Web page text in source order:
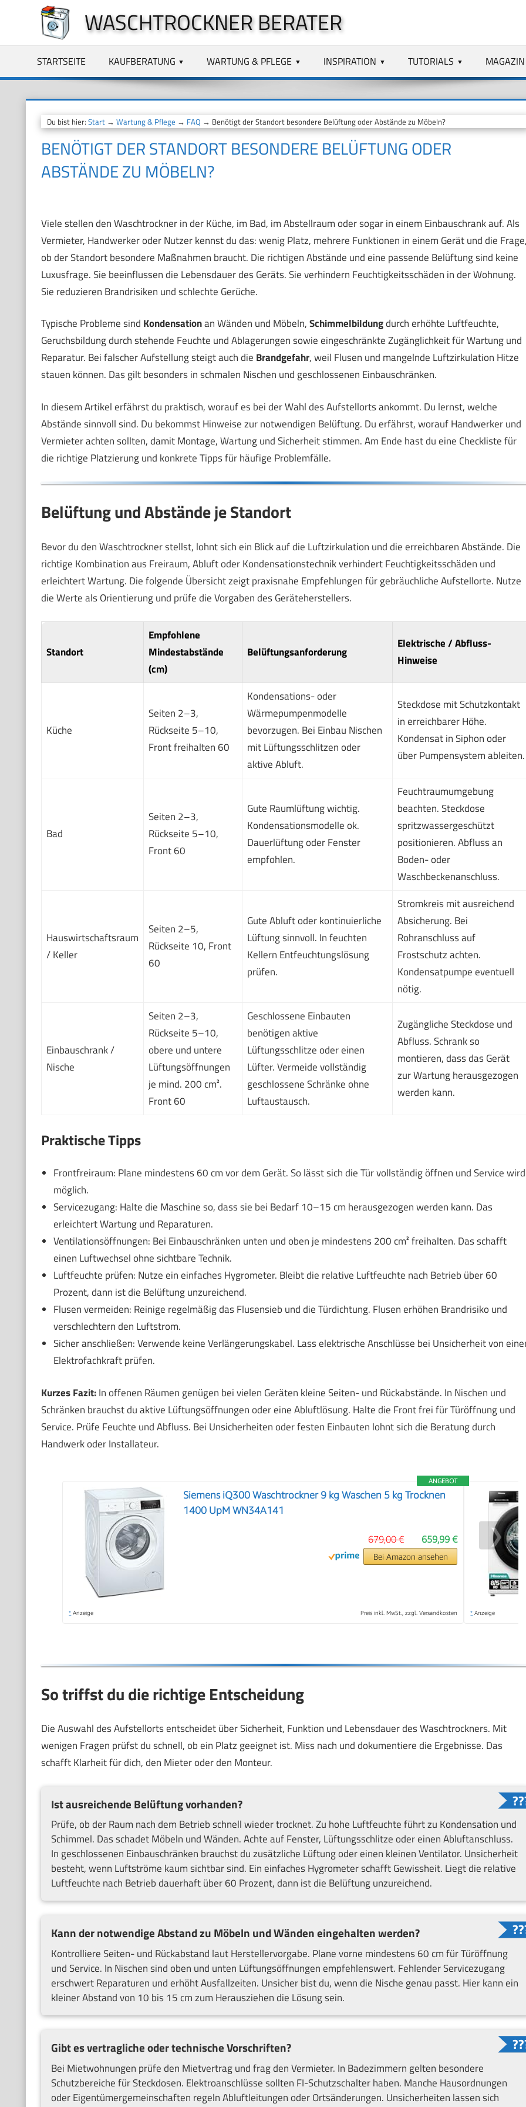
springen
WASCHTROCKNER BERATER
STARTSEITE KAUFBERATUNG WARTUNG & PFLEGE INSPIRATION TUTORIALS MAGAZIN
Du bist hier: Start→ Wartung & Pflege → FAQ → Benötigt der Standort besondere Belüftung oder Abstände zu Möbeln?
BENÖTIGT DER STANDORT BESONDERE BELÜFTUNG ODER
ABSTÄNDE ZU MÖBELN?
Viele stellen den Waschtrockner in der Küche, im Bad, im Abstellraum oder sogar in einem Einbauschrank auf. Als
Vermieter, Handwerker oder Nutzer kennst du das: wenig Platz, mehrere Funktionen in einem Gerät und die Frage,
ob der Standort besondere Maßnahmen braucht. Die richtigen Abstände und eine passende Belüftung sind keine
Luxusfrage. Sie beeinflussen die Lebensdauer des Geräts. Sie verhindern Feuchtigkeitsschäden in der Wohnung.
Sie reduzieren Brandrisiken und schlechte Gerüche.
Typische Probleme sind Kondensationan Wänden und Möbeln,Schimmelbildungdurch erhöhte Luftfeuchte,
Geruchsbildung durch stehende Feuchte und Ablagerungen sowie eingeschränkte Zugänglichkeit für Wartung und
Reparatur. Bei falscher Aufstellung steigt auch die Brandgefahr, weil Flusen und mangelnde Luftzirkulation Hitze
stauen können. Das gilt besonders in schmalen Nischen und geschlossenen Einbauschränken.
In diesem Artikel erfährst du praktisch, worauf es bei der Wahl des Aufstellorts ankommt. Du lernst, welche
Abstände sinnvoll sind. Du bekommst Hinweise zur notwendigen Belüftung. Du erfährst, worauf Handwerker und
Vermieter achten sollten, damit Montage, Wartung und Sicherheit stimmen. Am Ende hast du eine Checkliste für
die richtige Platzierung und konkrete Tipps für häufige Problemfälle.
Belüftung und Abstände je Standort
Bevor du den Waschtrockner stellst, lohnt sich ein Blick auf die Luftzirkulation und die erreichbaren Abstände. Die
richtige Kombination aus Freiraum, Abluft oder Kondensationstechnik verhindert Feuchtigkeitsschäden und
erleichtert Wartung. Die folgende Übersicht zeigt praxisnahe Empfehlungen für gebräuchliche Aufstellorte. Nutze
die Werte als Orientierung und prüfe die Vorgaben des Geräteherstellers.
Standort
Empfohlene
Mindestabstände
(cm)
Belüftungsanforderung
Elektrische / Abfluss-
Hinweise
Küche
Seiten 2–3,
Rückseite 5–10,
Front freihalten 60
Kondensations- oder
Wärmepumpenmodelle
bevorzugen. Bei Einbau Nischen
mit Lüftungsschlitzen oder
aktive Abluft.
Steckdose mit Schutzkontakt
in erreichbarer Höhe.
Kondensat in Siphon oder
über Pumpensystem ableiten.
Bad
Seiten 2–3,
Rückseite 5–10,
Front 60
Gute Raumlüftung wichtig.
Kondensationsmodelle ok.
Dauerlüftung oder Fenster
empfohlen.
Feuchtraumumgebung
beachten. Steckdose
spritzwassergeschützt
positionieren. Abfluss an
Boden- oder
Waschbeckenanschluss.
Hauswirtschaftsraum
/ Keller
Seiten 2–5,
Rückseite 10, Front
60
Gute Abluft oder kontinuierliche
Lüftung sinnvoll. In feuchten
Kellern Entfeuchtungslösung
prüfen.
Stromkreis mit ausreichend
Absicherung. Bei
Rohranschluss auf
Frostschutz achten.
Kondensatpumpe eventuell
nötig.
Einbauschrank /
Nische
Seiten 2–3,
Rückseite 5–10,
obere und untere
Lüftungsöffnungen
je mind. 200 cm².
Front 60
Geschlossene Einbauten
benötigen aktive
Lüftungsschlitze oder einen
Lüfter. Vermeide vollständig
geschlossene Schränke ohne
Luftaustausch.
Zugängliche Steckdose und
Abfluss. Schrank so
montieren, dass das Gerät
zur Wartung herausgezogen
werden kann.
Praktische Tipps
Frontfreiraum: Plane mindestens 60 cm vor dem Gerät. So lässt sich die Tür vollständig öffnen und Service wird
möglich.
Servicezugang: Halte die Maschine so, dass sie bei Bedarf 10–15 cm herausgezogen werden kann. Das
erleichtert Wartung und Reparaturen.
Ventilationsöffnungen: Bei Einbauschränken unten und oben je mindestens 200 cm² freihalten. Das schafft
einen Luftwechsel ohne sichtbare Technik.
Luftfeuchte prüfen: Nutze ein einfaches Hygrometer. Bleibt die relative Luftfeuchte nach Betrieb über 60
Prozent, dann ist die Belüftung unzureichend.
Flusen vermeiden: Reinige regelmäßig das Flusensieb und die Türdichtung. Flusen erhöhen Brandrisiko und
verschlechtern den Luftstrom.
Sicher anschließen: Verwende keine Verlängerungskabel. Lass elektrische Anschlüsse bei Unsicherheit von
Elektrofachkraft prüfen.
Kurzes Fazit:In offenen Räumen genügen bei vielen Geräten kleine Seiten- und Rückabstände. In Nischen und
Schränken brauchst du aktive Lüftungsöffnungen oder eine Abluftlösung. Halte die Front frei für Türöffnung und
Service. Prüfe Feuchte und Abfluss. Bei Unsicherheiten oder festen Einbauten lohnt sich die Beratung durch
Handwerk oder Installateur.
ANGEBOT
Siemens iQ300 Waschtrockner 9 kg Waschen 5 kg Trocknen
1400 UpM WN34A141
659,99 €
679,00 €
Bei Amazon ansehen
* Anzeige Preis inkl. MwSt., zzgl. Versandkosten * Anzeige
❯
So triffst du die richtige Entscheidung
Die Auswahl des Aufstellorts entscheidet über Sicherheit, Funktion und Lebensdauer des Waschtrockners. Mit
wenigen Fragen prüfst du schnell, ob ein Platz geeignet ist. Miss nach und dokumentiere die Ergebnisse. Das
schafft Klarheit für dich, den Mieter oder den Monteur.
Ist ausreichende Belüftung vorhanden?
Prüfe, ob der Raum nach dem Betrieb schnell wieder trocknet. Zu hohe Luftfeuchte führt zu Kondensation und
Schimmel. Das schadet Möbeln und Wänden. Achte auf Fenster, Lüftungsschlitze oder einen Abluftanschluss.
In geschlossenen Einbauschränken brauchst du zusätzliche Lüftung oder einen kleinen Ventilator. Unsicherheit
besteht, wenn Luftströme kaum sichtbar sind. Ein einfaches Hygrometer schafft Gewissheit. Liegt die relative
Luftfeuchte nach Betrieb dauerhaft über 60 Prozent, dann ist die Belüftung unzureichend.
Kann der notwendige Abstand zu Möbeln und Wänden eingehalten werden?
Kontrolliere Seiten- und Rückabstand laut Herstellervorgabe. Plane vorne mindestens 60 cm für Türöffnung
und Service. In Nischen sind oben und unten Lüftungsöffnungen empfehlenswert. Fehlender Servicezugang
erschwert Reparaturen und erhöht Ausfallzeiten. Unsicher bist du, wenn die Nische genau passt. Hier kann ein
kleiner Abstand von 10 bis 15 cm zum Herausziehen die Lösung sein.
Gibt es vertragliche oder technische Vorschriften?
Bei Mietwohnungen prüfe den Mietvertrag und frag den Vermieter. In Badezimmern gelten besondere
Schutzbereiche für Steckdosen. Elektroanschlüsse sollten FI-Schutzschalter haben. Manche Hausordnungen
oder Eigentümergemeinschaften regeln Abluftleitungen oder Ortsänderungen. Unsicherheiten lassen sich